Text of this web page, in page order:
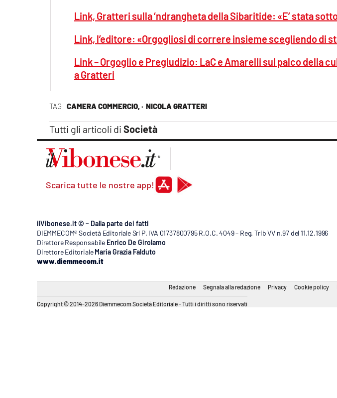
TAG CAMERA COMMERCIO, · NICOLA GRATTERI
Tutti gli articoli di Società
Link, Gratteri sulla ‘ndrangheta della Sibaritide: «E’ stata
Link, l’editore: «Orgogliosi di correre insieme scegliendo di
Link – Orgoglio e Pregiudizio: LaC e Amarelli sul palco della
a Gratteri
Scarica tutte le nostre app!
ilVibonese.it © – Dalla parte dei fatti
DIEMMECOM® Società Editoriale Srl P. IVA 01737800795 R.O.C. 4049 – Reg. Trib VV n.97 del 11.12.1996
Direttore Responsabile Enrico De Girolamo
Direttore Editoriale Maria Grazia Falduto
www.diemmecom.it
Redazione Segnala alla redazione Privacy Cookie policy
Copyright © 2014-2026 Diemmecom Società Editoriale - Tutti i diritti sono riservati